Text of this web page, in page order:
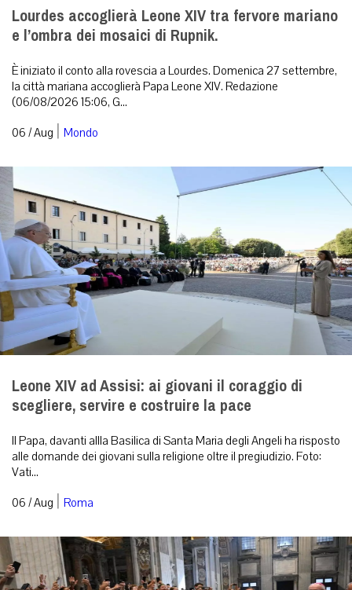
Lourdes accoglierà Leone XIV tra fervore mariano
e l’ombra dei mosaici di Rupnik.
È iniziato il conto alla rovescia a Lourdes. Domenica 27 settembre,
la città mariana accoglierà Papa Leone XIV. Redazione
(06/08/2026 15:06, G...
06 / Aug | Mondo
Leone XIV ad Assisi: ai giovani il coraggio di
scegliere, servire e costruire la pace
Il Papa, davanti allla Basilica di Santa Maria degli Angeli ha risposto
alle domande dei giovani sulla religione oltre il pregiudizio. Foto:
Vati...
06 / Aug | Roma